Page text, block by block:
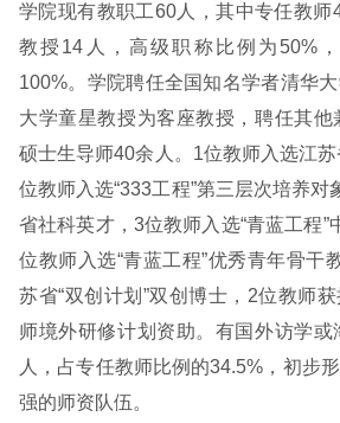
学院现有教职工60人，其中专任教师
教授14人，高级职称比例为50%
100%。学院聘任全国知名学者清华
大学童星教授为客座教授，聘任其他
硕士生导师40余人。1位教师入选江苏
位教师入选“333工程”第三层次培养
省社科英才，3位教师入选“青蓝工程”
位教师入选“青蓝工程”优秀青年骨干
苏省“双创计划”双创博士，2位教师
师境外研修计划资助。有国外访学
人，占专任教师比例的34.5%，初步
强的师资队伍。